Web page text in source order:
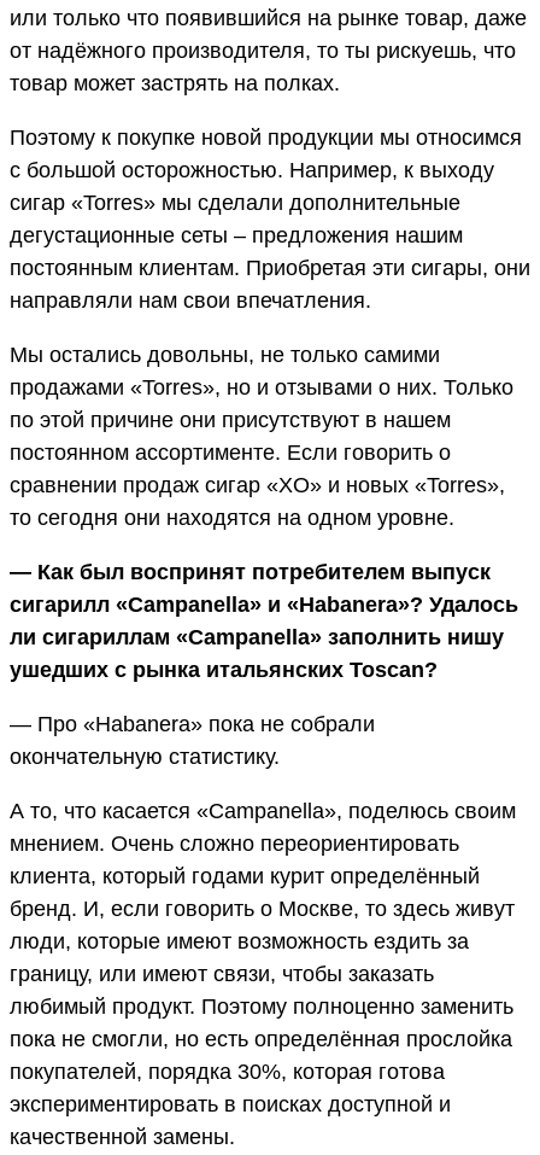
или только что появившийся на рынке товар, даже
от надёжного производителя, то ты рискуешь, что
товар может застрять на полках.
Поэтому к покупке новой продукции мы относимся
с большой осторожностью. Например, к выходу
сигар «Torres» мы сделали дополнительные
дегустационные сеты – предложения нашим
постоянным клиентам. Приобретая эти сигары, они
направляли нам свои впечатления.
Мы остались довольны, не только самими
продажами «Torres», но и отзывами о них. Только
по этой причине они присутствуют в нашем
постоянном ассортименте. Если говорить о
сравнении продаж сигар «XO» и новых «Torres»,
то сегодня они находятся на одном уровне.
— Как был воспринят потребителем выпуск
сигарилл «Campanella» и «Habanera»? Удалось
ли сигариллам «Campanella» заполнить нишу
ушедших с рынка итальянских Toscan?
— Про «Habanera» пока не собрали
окончательную статистику.
А то, что касается «Campanella», поделюсь своим
мнением. Очень сложно переориентировать
клиента, который годами курит определённый
бренд. И, если говорить о Москве, то здесь живут
люди, которые имеют возможность ездить за
границу, или имеют связи, чтобы заказать
любимый продукт. Поэтому полноценно заменить
пока не смогли, но есть определённая прослойка
покупателей, порядка 30%, которая готова
экспериментировать в поисках доступной и
качественной замены.